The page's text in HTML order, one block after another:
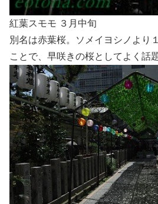
紅葉スモモ ３月中旬
別名は赤葉桜。ソメイヨシノより
ことで、早咲きの桜としてよく話